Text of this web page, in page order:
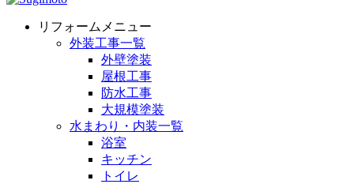
リフォームメニュー
外装工事一覧
外壁塗装
屋根工事
防水工事
大規模塗装
水まわり・内装一覧
浴室
キッチン
トイレ